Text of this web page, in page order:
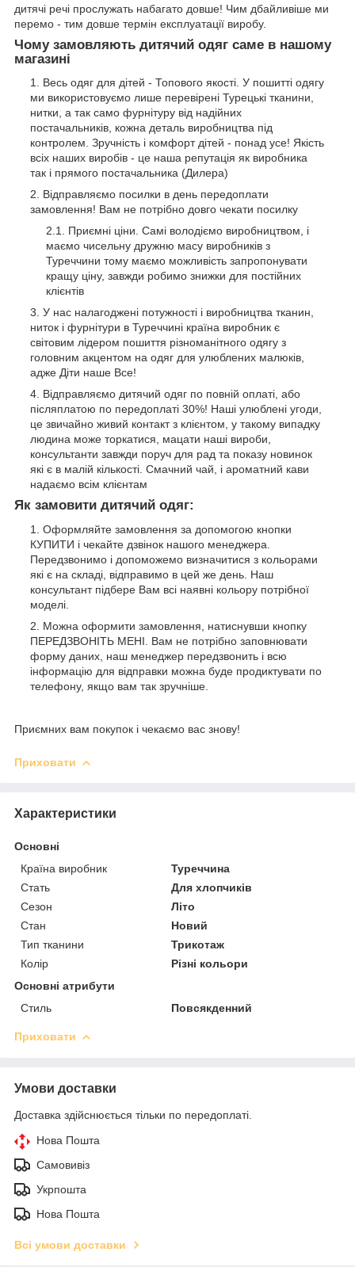
дитячі речі прослужать набагато довше! Чим дбайливіше ми
перемо - тим довше термін експлуатації виробу.
Чому замовляють дитячий одяг саме в нашому
магазині
Весь одяг для дітей - Топового якості. У пошитті одягу
ми використовуємо лише перевірені Турецькі тканини,
нитки, а так само фурнітуру від надійних
постачальників, кожна деталь виробництва під
контролем. Зручність і комфорт дітей - понад усе! Якість
всіх наших виробів - це наша репутація як виробника
так і прямого постачальника (Дилера)
Відправляємо посилки в день передоплати
замовлення! Вам не потрібно довго чекати посилку
Приємні ціни. Самі володіємо виробництвом, і
маємо чисельну дружню масу виробників з
Туреччини тому маємо можливість запропонувати
кращу ціну, завжди робимо знижки для постійних
клієнтів
У нас налагоджені потужності і виробництва тканин,
ниток і фурнітури в Туреччині країна виробник є
світовим лідером пошиття різноманітного одягу з
головним акцентом на одяг для улюблених малюків,
адже Діти наше Все!
Відправляємо дитячий одяг по повній оплаті, або
післяплатою по передоплаті 30%! Наші улюблені угоди,
це звичайно живий контакт з клієнтом, у такому випадку
людина може торкатися, мацати наші вироби,
консультанти завжди поруч для рад та показу новинок
які є в малій кількості. Смачний чай, і ароматний кави
надаємо всім клієнтам
Як замовити дитячий одяг:
Оформляйте замовлення за допомогою кнопки
КУПИТИ і чекайте дзвінок нашого менеджера.
Передзвонимо і допоможемо визначитися з кольорами
які є на складі, відправимо в цей же день. Наш
консультант підбере Вам всі наявні кольору потрібної
моделі.
Можна оформити замовлення, натиснувши кнопку
ПЕРЕДЗВОНІТЬ МЕНІ. Вам не потрібно заповнювати
форму даних, наш менеджер передзвонить і всю
інформацію для відправки можна буде продиктувати по
телефону, якщо вам так зручніше.
Приємних вам покупок і чекаємо вас знову!
Приховати
Характеристики
Основні
Країна виробник
Туреччина
Стать
Для хлопчиків
Сезон
Літо
Стан
Новий
Тип тканини
Трикотаж
Колір
Різні кольори
Основні атрибути
Стиль
Повсякденний
Приховати
Умови доставки
Доставка здійснюється тільки по передоплаті.
Нова Пошта
Самовивіз
Укрпошта
Нова Пошта
Всі умови доставки